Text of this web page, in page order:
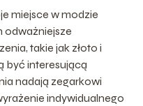
miejsce w modzie
odważniejsze
takie jak złoto i
być interesującą
nadają zegarkowi
indywidualnego